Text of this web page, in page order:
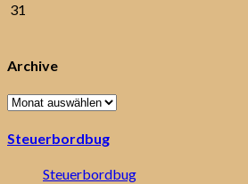
31
Archive
Archive
Steuerbordbug
Steuerbordbug